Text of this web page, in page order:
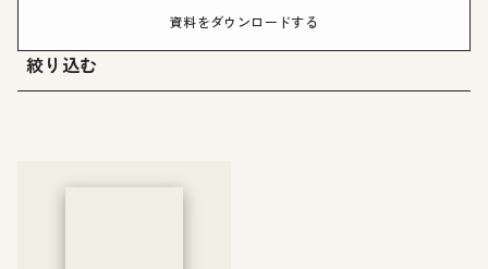
資料をダウンロードする
絞り込む